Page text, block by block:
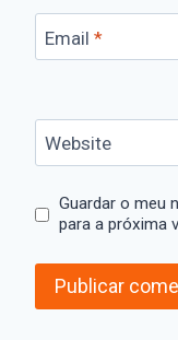
Email *
Website
Guardar o meu
para a próxima